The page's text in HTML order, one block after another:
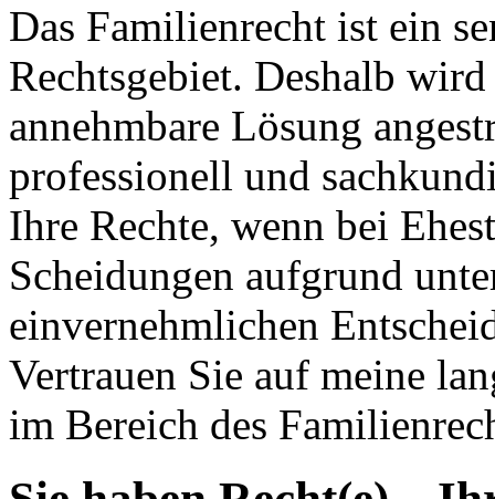
Das Familienrecht ist ein
Rechtsgebiet. Deshalb
annehmbare Lösung
professionell und
Ihre Rechte, wenn bei
Scheidungen aufgrund
einvernehmlichen
Vertrauen Sie auf meine
im Bereich des